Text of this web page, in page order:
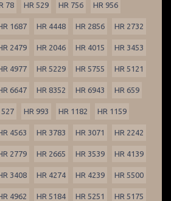
78 HR 529 HR 756 HR 956
1687 HR 4448 HR 2856 HR 2732
2479 HR 2046 HR 4015 HR 3453
4977 HR 5229 HR 5755 HR 5121
6647 HR 8352 HR 6943 HR 659
527 HR 993 HR 1182 HR 1159
4563 HR 3783 HR 3071 HR 2242
2779 HR 2665 HR 3539 HR 4139
3408 HR 4274 HR 4239 HR 5500
4962 HR 5184 HR 5251 HR 5175